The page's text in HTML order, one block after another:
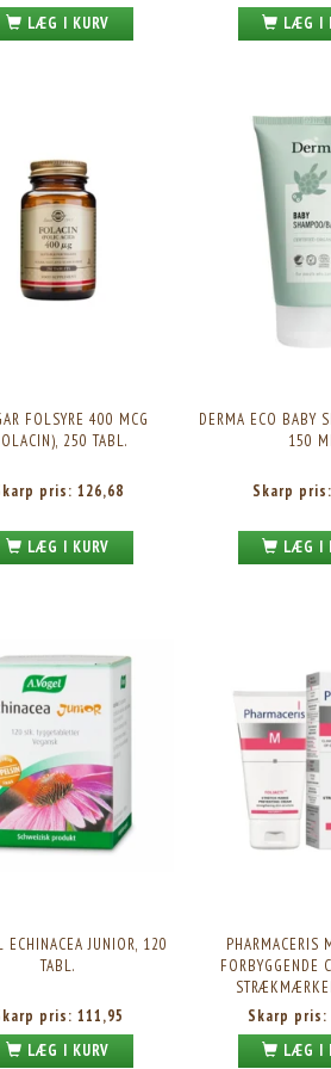
LÆG I KURV
LÆG I
FOLSYRE 400 MCG
250 TABL.
pris: 126,68
LÆG I KURV
DERMA ECO BABY
150
Skarp pris:
LÆG I
ECHINACEA JUNIOR, 120
TABL.
pris: 111,95
LÆG I KURV
PHARMACERIS
FORBYGGENDE
Skarp
LÆG I